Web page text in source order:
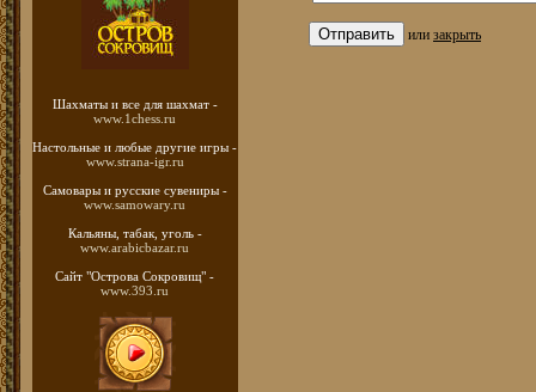
Шахматы и все для шахмат -
www.1chess.ru
Настольные и любые другие игры -
www.strana-igr.ru
Самовары и русские сувениры -
www.samowary.ru
Кальяны, табак, уголь -
www.arabicbazar.ru
Сайт "Острова Сокровищ" -
www.393.ru
или закрыть